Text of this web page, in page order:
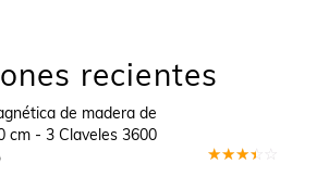
recientes
de madera de
cm - 3 Claveles 3600